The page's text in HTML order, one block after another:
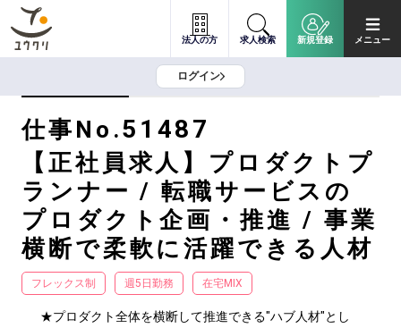
法人の方 求人検索 新規登録 メニュー
ログイン
仕事No.51487
【正社員求人】プロダクトプ
ランナー / 転職サービスの
プロダクト企画・推進 / 事業
横断で柔軟に活躍できる人材
フレックス制 週5日勤務 在宅MIX
★プロダクト全体を横断して推進できる"ハブ人材"とし